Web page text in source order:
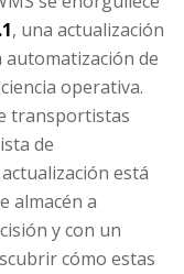
, una actualización
automatización de
operativa.
transportistas
de
está
almacén a
y con un
cómo estas